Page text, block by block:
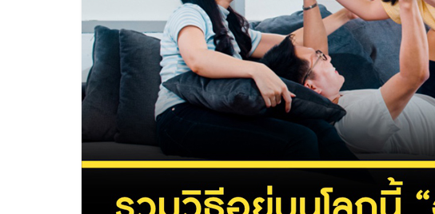
ประเทศไทย,
ThaiSMEsCenter,
รวม
ธุรกิจ